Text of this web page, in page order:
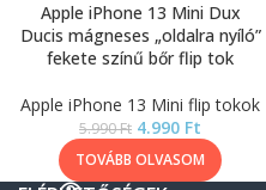
Apple iPhone 13 Mini Dux
Ducis mágneses „oldalra nyíló”
fekete színű bőr flip tok
Apple iPhone 13 Mini flip tokok
5.990Ft 4.990 Ft
TOVÁBB OLVASOM